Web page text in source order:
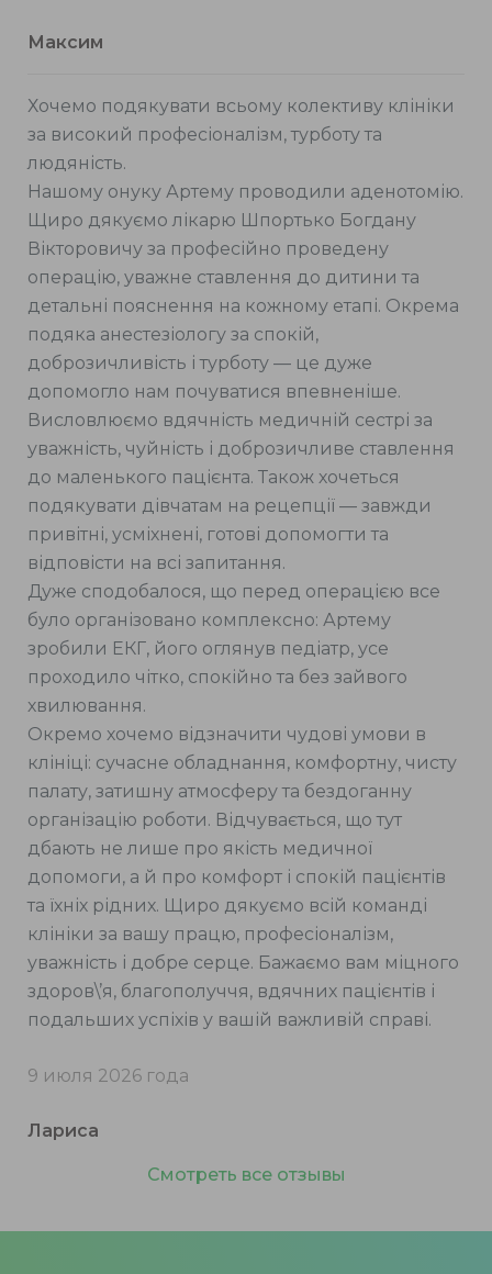
Максим
Хочемо подякувати всьому колективу клініки
за високий професіоналізм, турботу та
людяність.
Нашому онуку Артему проводили аденотомію.
Щиро дякуємо лікарю Шпортько Богдану
Вікторовичу за професійно проведену
операцію, уважне ставлення до дитини та
детальні пояснення на кожному етапі. Окрема
подяка анестезіологу за спокій,
доброзичливість і турботу — це дуже
допомогло нам почуватися впевненіше.
Висловлюємо вдячність медичній сестрі за
уважність, чуйність і доброзичливе ставлення
до маленького пацієнта. Також хочеться
подякувати дівчатам на рецепції — завжди
привітні, усміхнені, готові допомогти та
відповісти на всі запитання.
Дуже сподобалося, що перед операцією все
було організовано комплексно: Артему
зробили ЕКГ, його оглянув педіатр, усе
проходило чітко, спокійно та без зайвого
хвилювання.
Окремо хочемо відзначити чудові умови в
клініці: сучасне обладнання, комфортну, чисту
палату, затишну атмосферу та бездоганну
організацію роботи. Відчувається, що тут
дбають не лише про якість медичної
допомоги, а й про комфорт і спокій пацієнтів
та їхніх рідних. Щиро дякуємо всій команді
клініки за вашу працю, професіоналізм,
уважність і добре серце. Бажаємо вам міцного
здоров\’я, благополуччя, вдячних пацієнтів і
подальших успіхів у вашій важливій справі.
9 июля 2026 года
Лариса
Смотреть все отзывы